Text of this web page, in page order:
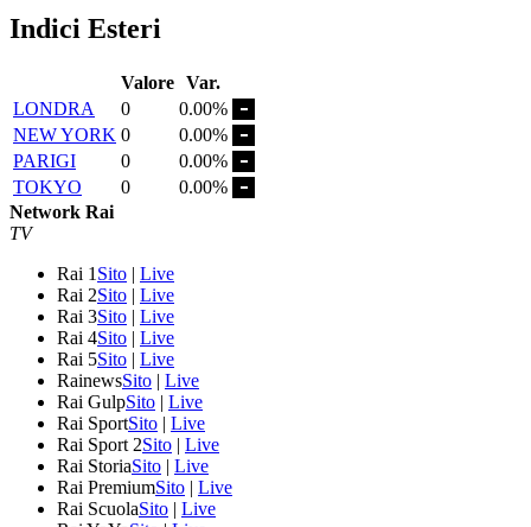
Indici Esteri
Valore Var.
LONDRA
0
0.00%
NEW YORK 0
0.00%
PARIGI
0
0.00%
TOKYO
0
0.00%
Network Rai
TV
Rai 1 Sito | Live
Rai 2Sito | Live
Rai 3Sito | Live
Rai 4Sito | Live
Rai 5Sito | Live
RainewsSito | Live
Rai GulpSito | Live
Rai SportSito | Live
Rai Sport 2Sito | Live
Rai StoriaSito | Live
Rai PremiumSito | Live
Rai ScuolaSito | Live